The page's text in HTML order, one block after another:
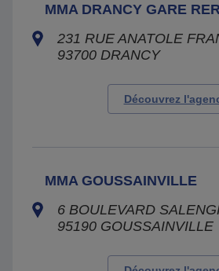
MMA DRANCY GARE RER
231 RUE ANATOLE
93700 DRANCY
Découvrez
MMA GOUSSAINVILLE
6 BOULEVARD
95190 GOUSSAINVILLE